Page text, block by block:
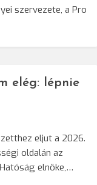
szervezete, a Pro
elég: lépnie
eljut a 2026.
oldalán az
elnöke,…